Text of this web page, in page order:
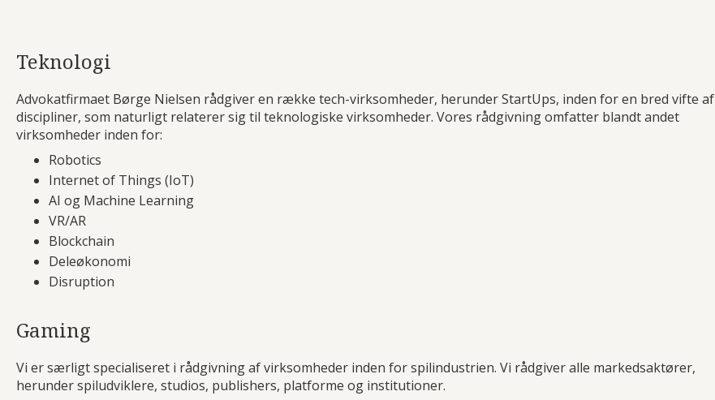
Teknologi
Advokatfirmaet Børge Nielsen rådgiver en række tech-virksomheder, herunder StartUps, inden for en bred vifte af
discipliner, som naturligt relaterer sig til teknologiske virksomheder. Vores rådgivning omfatter blandt andet
virksomheder inden for:
Robotics
Internet of Things (IoT)
AI og Machine Learning
VR/AR
Blockchain
Deleøkonomi
Disruption
Gaming
Vi er særligt specialiseret i rådgivning af virksomheder inden for spilindustrien. Vi rådgiver alle markedsaktører,
herunder spiludviklere, studios, publishers, platforme og institutioner.